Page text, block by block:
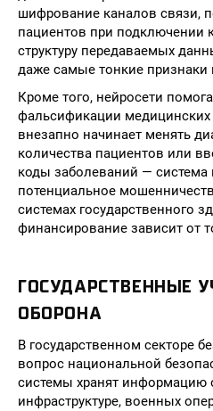
шифрование каналов связи,
пациентов при подключении
структуру передаваемых
даже самые тонкие признаки
Кроме того, нейросети
фальсификации медицинских
внезапно начинает менять
количества пациентов или
коды заболеваний — система
потенциальное
системах государственного
финансирование зависит от
ГОСУДАРСТВЕННЫЕ
ОБОРОНА
В государственном секторе
вопрос национальной
системы хранят информацию
инфраструктуре, военных